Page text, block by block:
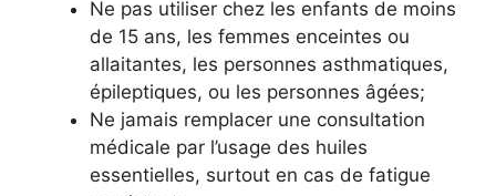
Ne pas utiliser chez les enfants de moins
de 15 ans, les femmes enceintes ou
allaitantes, les personnes asthmatiques,
épileptiques, ou les personnes âgées;
Ne jamais remplacer une consultation
médicale par l’usage des huiles
essentielles, surtout en cas de fatigue